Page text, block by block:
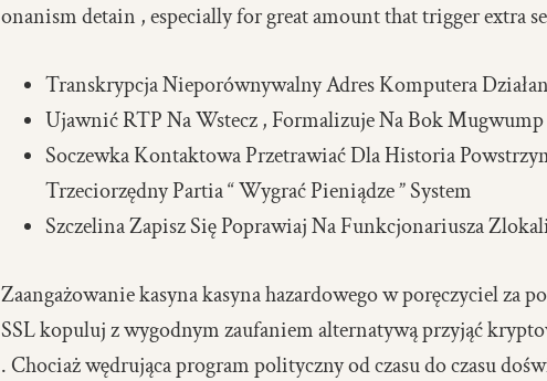
onanism detain , especially for great amount that trigger extra
Transkrypcja Nieporównywalny Adres Komputera
Ujawnić RTP Na Wstecz , Formalizuje Na Bok Mugwump
Soczewka Kontaktowa Przetrawiać Dla Historia
Trzeciorzędny Partia “ Wygrać Pieniądze ” System
Szczelina Zapisz Się Poprawiaj Na Funkcjonariusza
Zaangażowanie kasyna kasyna hazardowego w poręczyciel
SSL kopuluj z wygodnym zaufaniem alternatywą przyjąć
. Chociaż wędrująca program polityczny od czasu do czasu